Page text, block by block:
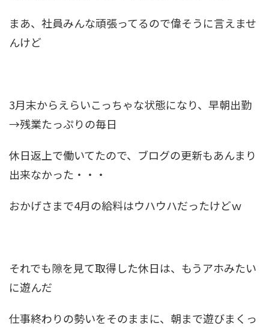
まあ、社員みんな頑張ってるので偉そうに言えませ
んけど
3月末からえらいこっちゃな状態になり、早朝出勤
→残業たっぷりの毎日
休日返上で働いてたので、ブログの更新もあんまり
出来なかった・・・
おかげさまで4月の給料はウハウハだったけどｗ
それでも隙を見て取得した休日は、もうアホみたい
に遊んだ
仕事終わりの勢いをそのままに、朝まで遊びまくっ